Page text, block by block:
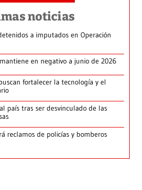
noticias
a imputados en Operación
en negativo a junio de 2026
fortalecer la tecnología y el
país tras ser desvinculado de las
reclamos de policías y bomberos